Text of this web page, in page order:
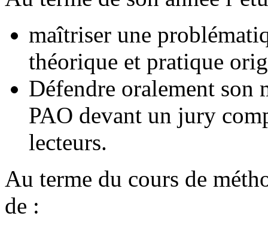
maîtriser une
théorique et pratique
Défendre oralement son
PAO devant un jury
lecteurs.
Au terme du cours de
de :